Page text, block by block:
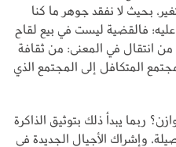
بحيث لا نفقد جوهر ما كنا
فالقضية ليست في بيع لقاح
من انتقال في المعنى: من ثقافة
المتكافل إلى المجتمع الذي
ربما يبدأ ذلك بتوثيق الذاكرة
وإشراك الأجيال الجديدة في